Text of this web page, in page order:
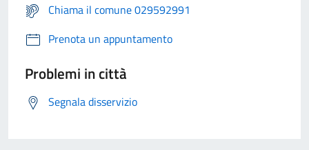
Chiama il comune 029592991
Prenota un appuntamento
Problemi in città
Segnala disservizio